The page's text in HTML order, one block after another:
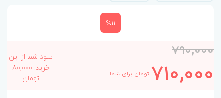
%11
790,000
710,000 تومان برای شما
سود شما از این
خرید: 80,000
تومان